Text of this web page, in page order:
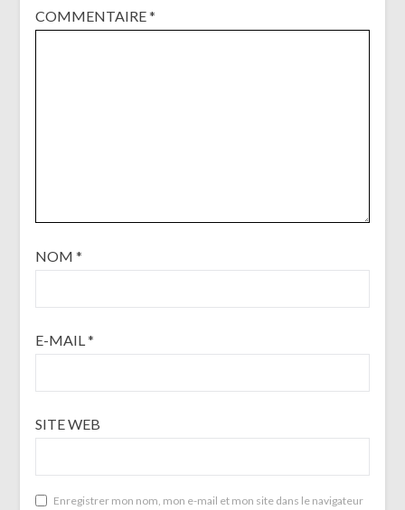
COMMENTAIRE*
NOM *
E-MAIL*
SITE WEB
Enregistrer mon nom, mon e-mail et mon site dans le navigateur